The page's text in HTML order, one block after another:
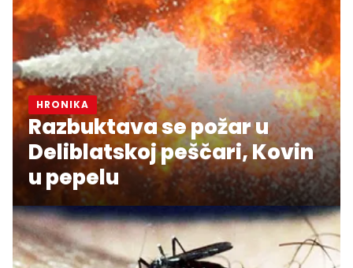
HRONIKA
Razbuktava se požar u
Deliblatskoj peščari, Kovin
u pepelu